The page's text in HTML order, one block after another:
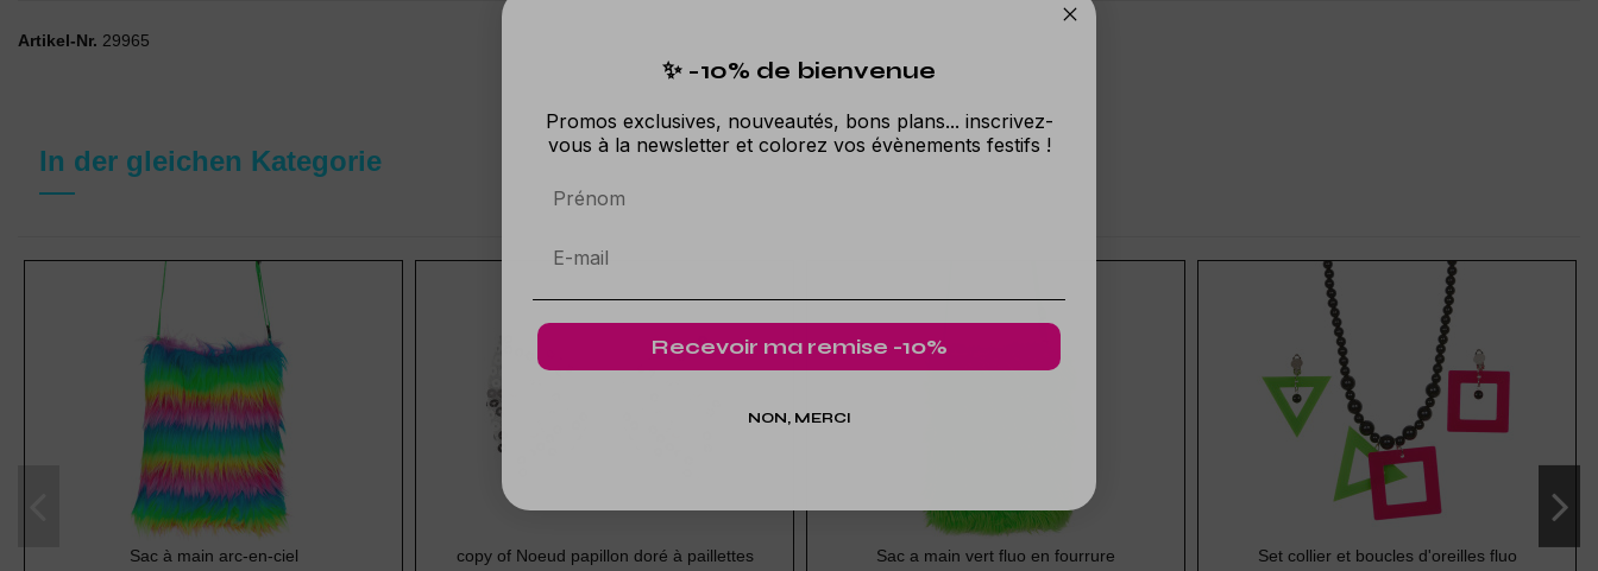
Artikel-Nr. 29965
In der gleichen Kategorie
Sac à main arc-en-ciel copy of Noeud papillon doré à paillettes Sac a main vert fluo en fourrure Set collier et boucles d'oreilles fluo
✨ -10% de bienvenue
Promos exclusives, nouveautés, bons plans... inscrivez-
vous à la newsletter et colorez vos évènements festifs !
Prénom
Recevoir ma remise -10%
NON, MERCI